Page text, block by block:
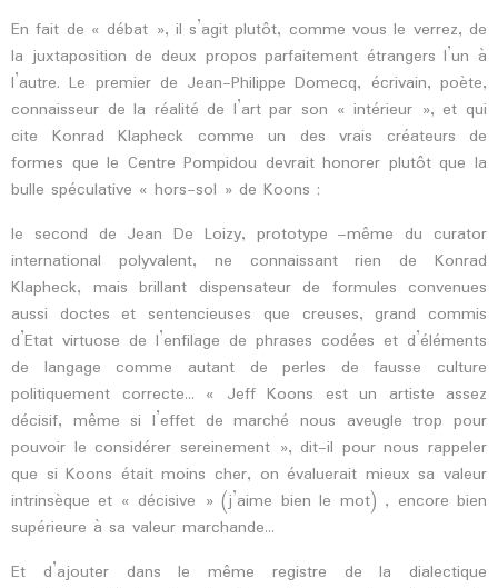
En fait de « débat », il s’agit plutôt, comme vous le verrez, de
la juxtaposition de deux propos parfaitement étrangers l’un à
l’autre. Le premier de Jean-Philippe Domecq, écrivain, poète,
connaisseur de la réalité de l’art par son « intérieur », et qui
cite Konrad Klapheck comme un des vrais créateurs de
formes que le Centre Pompidou devrait honorer plutôt que la
bulle spéculative « hors-sol » de Koons ;
le second de Jean De Loizy, prototype –même du curator
international polyvalent, ne connaissant rien de Konrad
Klapheck, mais brillant dispensateur de formules convenues
aussi doctes et sentencieuses que creuses, grand commis
d’Etat virtuose de l’enfilage de phrases codées et d’éléments
de langage comme autant de perles de fausse culture
politiquement correcte… « Jeff Koons est un artiste assez
décisif, même si l’effet de marché nous aveugle trop pour
pouvoir le considérer sereinement », dit-il pour nous rappeler
que si Koons était moins cher, on évaluerait mieux sa valeur
intrinsèque et « décisive » (j’aime bien le mot) , encore bien
supérieure à sa valeur marchande…
Et d’ajouter dans le même registre de la dialectique